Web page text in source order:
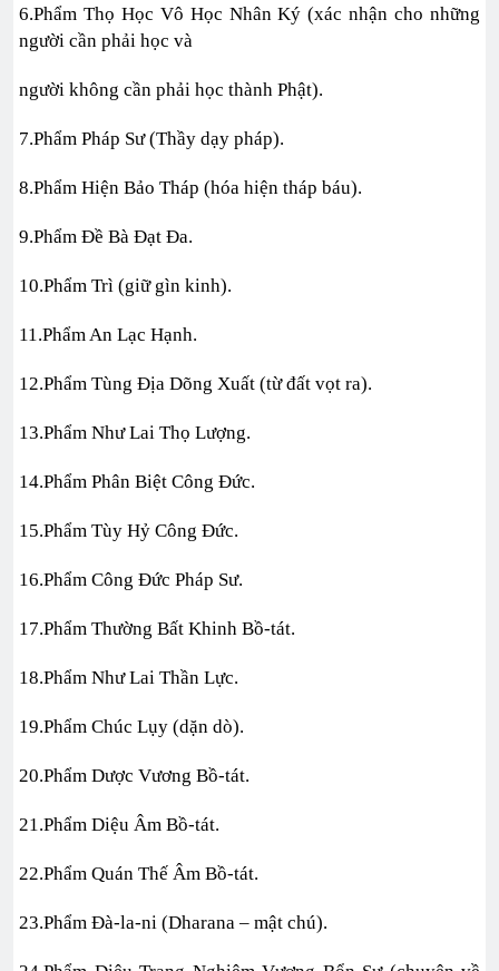
6.Phẩm Thọ Học Vô Học Nhân Ký (xác nhận cho những
người cần phải học và
người không cần phải học thành Phật).
7.Phẩm Pháp Sư (Thầy dạy pháp).
8.Phẩm Hiện Bảo Tháp (hóa hiện tháp báu).
9.Phẩm Đề Bà Đạt Đa.
10.Phẩm Trì (giữ gìn kinh).
11.Phẩm An Lạc Hạnh.
12.Phẩm Tùng Địa Dõng Xuất (từ đất vọt ra).
13.Phẩm Như Lai Thọ Lượng.
14.Phẩm Phân Biệt Công Đức.
15.Phẩm Tùy Hỷ Công Đức.
16.Phẩm Công Đức Pháp Sư.
17.Phẩm Thường Bất Khinh Bồ-tát.
18.Phẩm Như Lai Thần Lực.
19.Phẩm Chúc Lụy (dặn dò).
20.Phẩm Dược Vương Bồ-tát.
21.Phẩm Diệu Âm Bồ-tát.
22.Phẩm Quán Thế Âm Bồ-tát.
23.Phẩm Đà-la-ni (Dharana – mật chú).